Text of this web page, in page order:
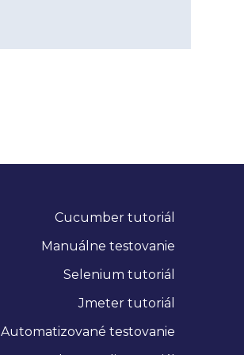
Cucumber tutoriál
Manuálne testovanie
Selenium tutoriál
Jmeter tutoriál
Automatizované testovanie